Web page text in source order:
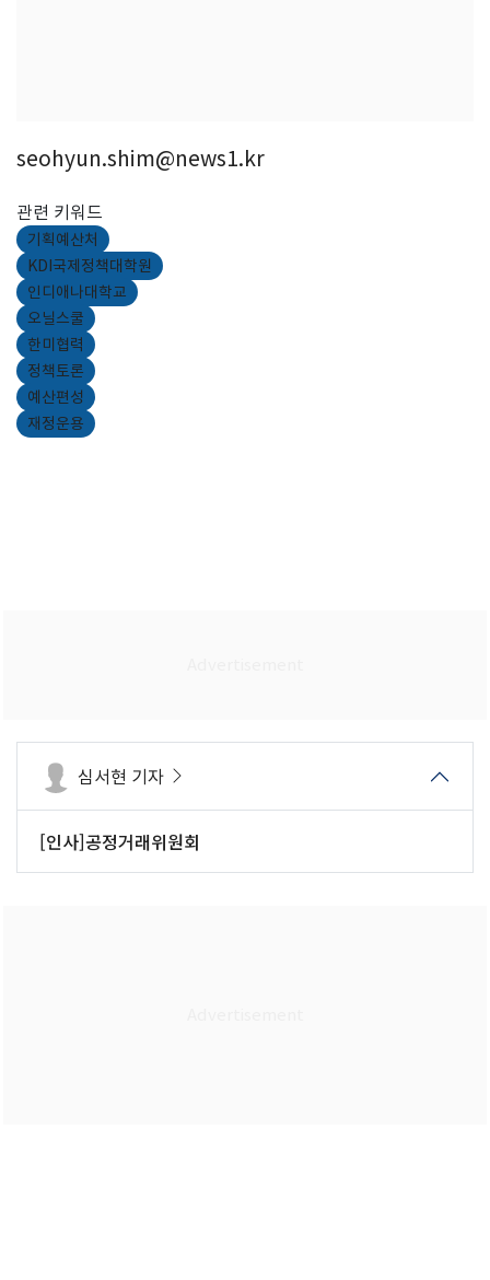
seohyun.shim@news1.kr
관련 키워드
기획예산처
KDI국제정책대학원
인디애나대학교
오닐스쿨
한미협력
정책토론
예산편성
재정운용
심서현 기자
[인사]공정거래위원회